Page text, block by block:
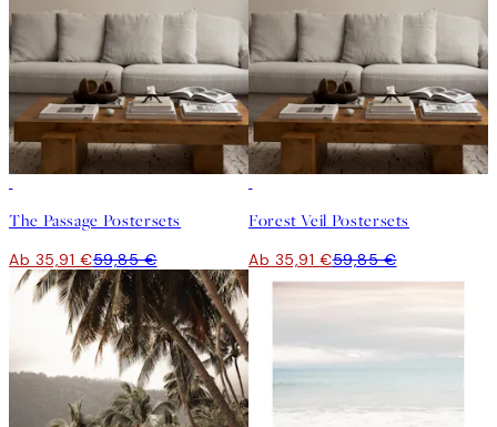
The Passage Postersets
Ab 35,91 €59,85 €
Forest Veil Postersets
Ab 35,91 €59,85 €